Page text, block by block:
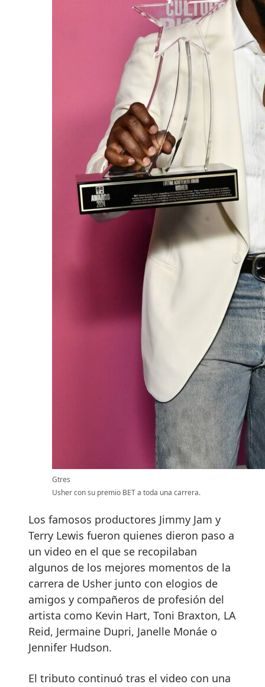
Gtres
Usher con su premio BET a toda una carrera.
Los famosos productores Jimmy Jam y
Terry Lewis fueron quienes dieron paso a
un video en el que se recopilaban
algunos de los mejores momentos de la
carrera de Usher junto con elogios de
amigos y compañeros de profesión del
artista como Kevin Hart, Toni Braxton, LA
Reid, Jermaine Dupri, Janelle Monáe o
Jennifer Hudson.
El tributo continuó tras el video con una